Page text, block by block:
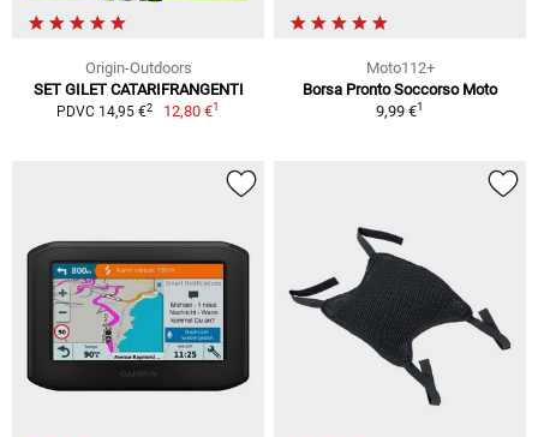
Origin-Outdoors
SET GILET CATARIFRANGENTI
PDVC 14,95 €2 12,80 €1
Moto112+
Borsa Pronto Soccorso Moto
9,99 €1